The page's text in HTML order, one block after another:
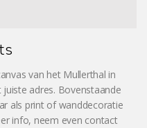
van het Mullerthal in
adres. Bovenstaande
als print of wanddecoratie
info, neem even contact